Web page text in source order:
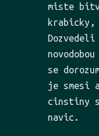
miste
se
je smesi
cinstiny
navic.